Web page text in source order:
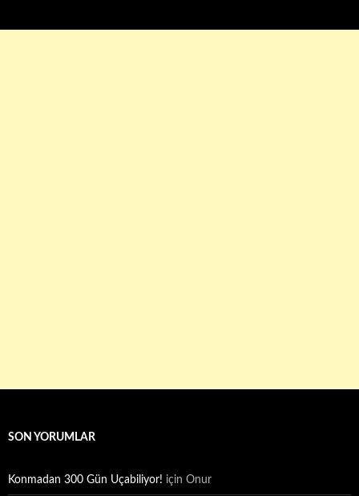
SON YORUMLAR
Konmadan 300 Gün Uçabiliyor! için Onur